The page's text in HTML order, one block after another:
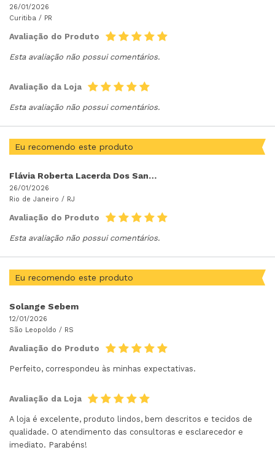
26/01/2026
Curitiba / PR
Avaliação do Produto
Esta avaliação não possui comentários.
Avaliação da Loja
Esta avaliação não possui comentários.
Eu recomendo este produto
Flávia Roberta Lacerda Dos Santos
26/01/2026
Rio de Janeiro / RJ
Avaliação do Produto
Esta avaliação não possui comentários.
Eu recomendo este produto
Solange Sebem
12/01/2026
São Leopoldo / RS
Avaliação do Produto
Perfeito, correspondeu às minhas expectativas.
Avaliação da Loja
A loja é excelente, produto lindos, bem descritos e tecidos de
qualidade. O atendimento das consultoras e esclarecedor e
imediato. Parabéns!